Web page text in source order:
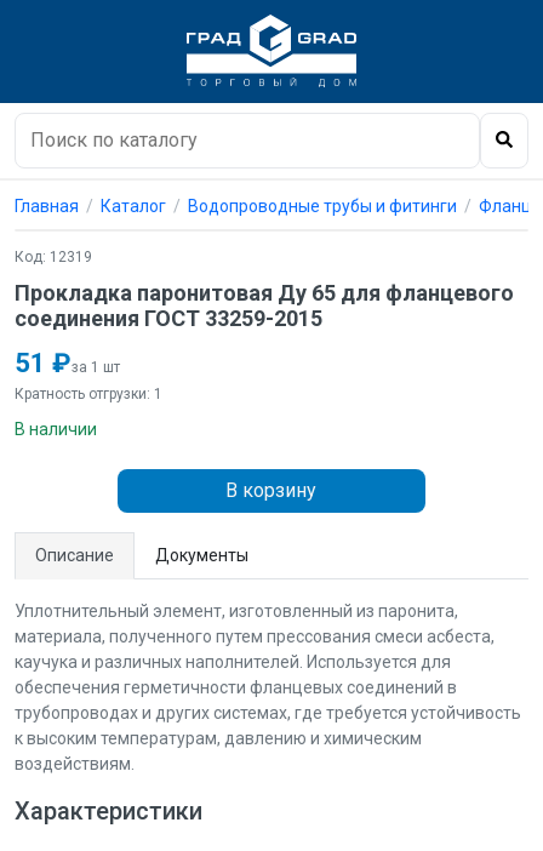
Главная Каталог Водопроводные трубы и фитинги
Код: 12319
Прокладка паронитовая Ду 65 для фланцевого
соединения ГОСТ 33259-2015
51 ₽за 1 шт
Кратность отгрузки: 1
В наличии
В корзину
Описание Документы
Уплотнительный элемент, изготовленный из паронита,
материала, полученного путем прессования смеси асбеста,
каучука и различных наполнителей. Используется для
обеспечения герметичности фланцевых соединений в
трубопроводах и других системах, где требуется устойчивость
к высоким температурам, давлению и химическим
воздействиям.
Характеристики